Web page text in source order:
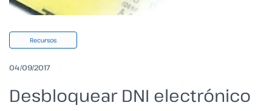
Recursos
04/09/2017
Desbloquear DNI electrónico